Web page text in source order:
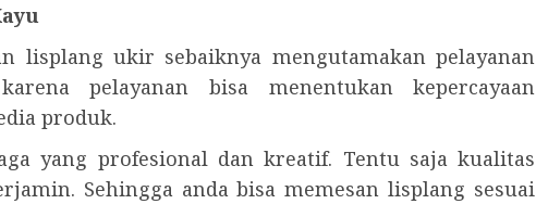
lisplang ukir sebaiknya mengutamakan pelayanan
pelayanan bisa menentukan kepercayaan
produk.
yang profesional dan kreatif. Tentu saja kualitas
Sehingga anda bisa memesan lisplang sesuai